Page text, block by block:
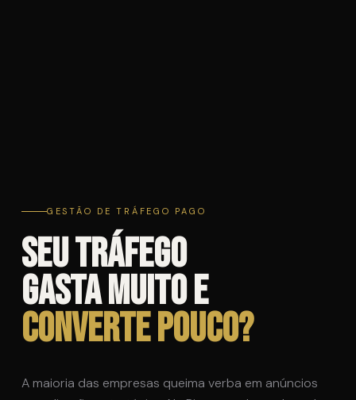
GESTÃO DE TRÁFEGO PAGO
Seu tráfego
gasta muito e
converte pouco?
A maioria das empresas queima verba em anúncios